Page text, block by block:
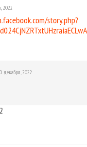
2022
story.php?
декабря, 2022
2